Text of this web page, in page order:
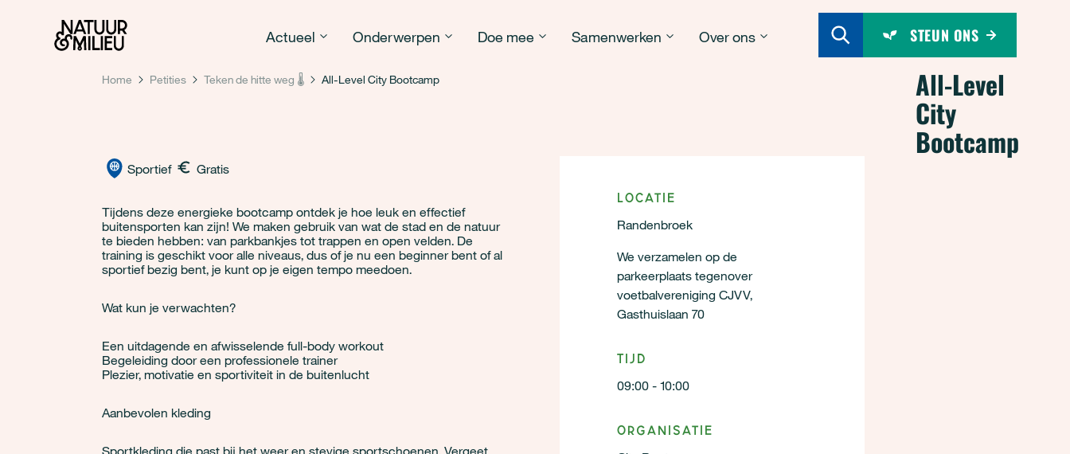
Natuur & Milieu homepage
Actueel Onderwerpen Doe mee Samenwerken Over ons STEUN ONS
Home Petities Teken de hitte weg 🌡️ All-Level City Bootcamp All-Level
City
Bootcamp
Sportief Gratis
Tijdens deze energieke bootcamp ontdek je hoe leuk en effectief
buitensporten kan zijn! We maken gebruik van wat de stad en de natuur
te bieden hebben: van parkbankjes tot trappen en open velden. De
training is geschikt voor alle niveaus, dus of je nu een beginner bent of al
sportief bezig bent, je kunt op je eigen tempo meedoen.
Wat kun je verwachten?
Een uitdagende en afwisselende full-body workout
Begeleiding door een professionele trainer
Plezier, motivatie en sportiviteit in de buitenlucht
Aanbevolen kleding
Sportkleding die past bij het weer en stevige sportschoenen. Vergeet
Locatie
Randenbroek
We verzamelen op de
parkeerplaats tegenover
voetbalvereniging CJVV,
Gasthuislaan 70
Tijd
09:00 - 10:00
Organisatie